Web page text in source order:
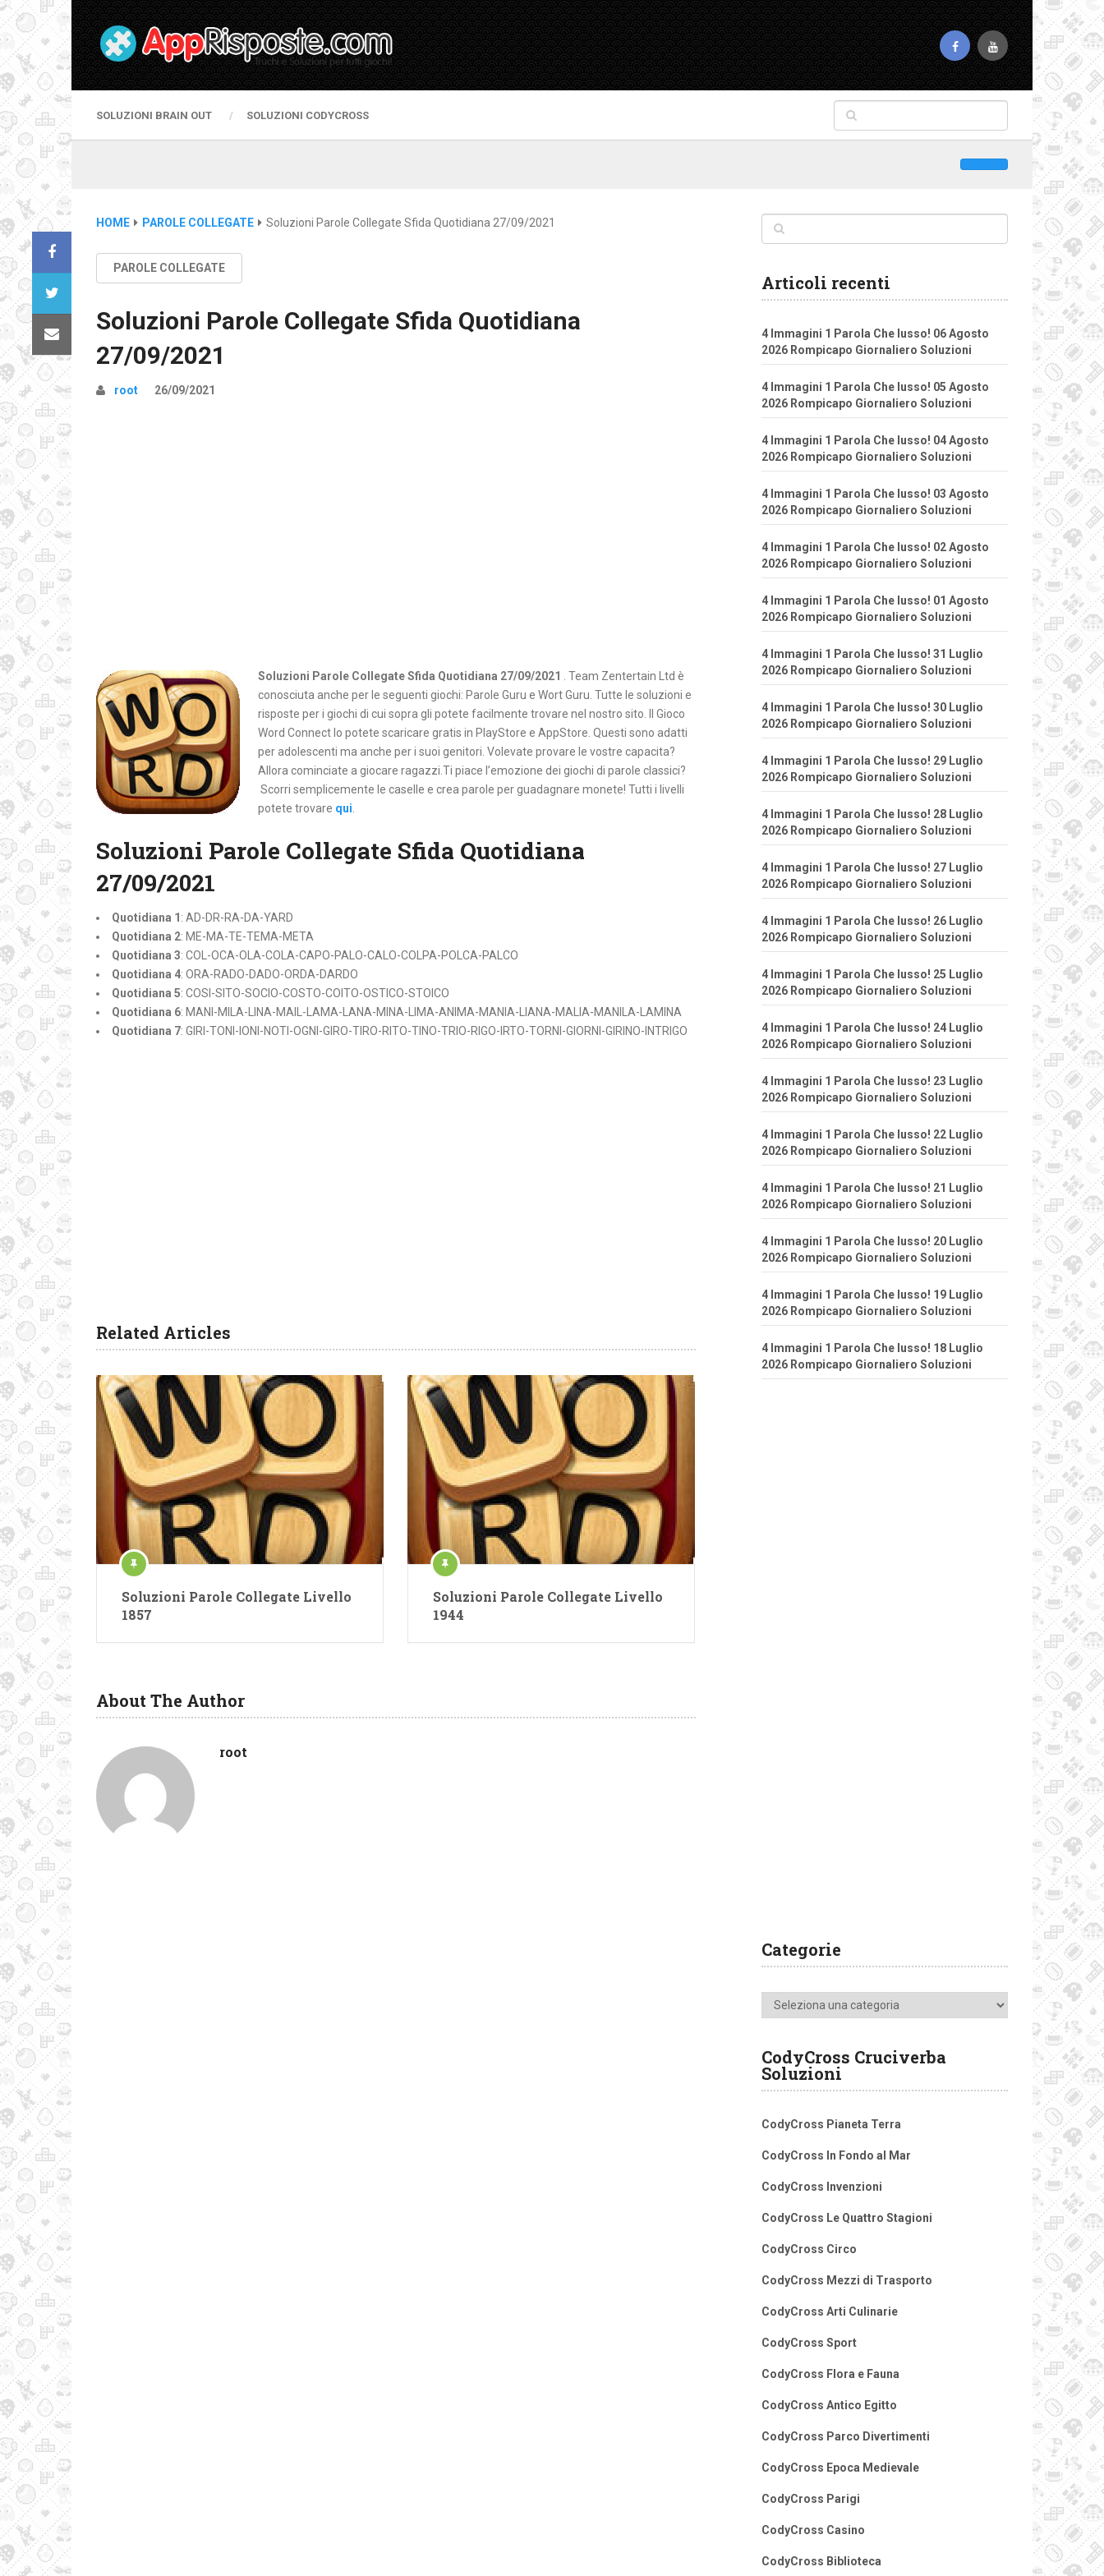
SOLUZIONI BRAIN OUT SOLUZIONI CODYCROSS
HOME PAROLE COLLEGATE Soluzioni Parole Collegate Sfida Quotidiana 27/09/2021
PAROLE COLLEGATE
Soluzioni Parole Collegate Sfida Quotidiana
27/09/2021
root 26/09/2021
Soluzioni Parole Collegate Sfida Quotidiana 27/09/2021
. Team Zentertain Ltd è
conosciuta anche per le seguenti giochi: Parole Guru e Wort Guru. Tutte le soluzioni e
risposte per i giochi di cui sopra gli potete facilmente trovare nel nostro sito. Il Gioco
Word Connect lo potete scaricare gratis in PlayStore e AppStore. Questi sono adatti
per adolescenti ma anche per i suoi genitori. Volevate provare le vostre capacita?
Allora cominciate a giocare ragazzi.Ti piace l’emozione dei giochi di parole classici?
Scorri semplicemente le caselle e crea parole per guadagnare monete! Tutti i livelli
potete trovare qui
Soluzioni Parole Collegate Sfida Quotidiana
27/09/2021
Quotidiana 1 : AD-DR-RA-DA-YARD
Quotidiana 2: ME-MA-TE-TEMA-META
Quotidiana 3: COL-OCA-OLA-COLA-CAPO-PALO-CALO-COLPA-POLCA-PALCO
Quotidiana 4: ORA-RADO-DADO-ORDA-DARDO
Quotidiana 5: COSI-SITO-SOCIO-COSTO-COITO-OSTICO-STOICO
Quotidiana 6: MANI-MILA-LINA-MAIL-LAMA-LANA-MINA-LIMA-ANIMA-MANIA-LIANA-MALIA-MANILA-LAMINA
Quotidiana 7: GIRI-TONI-IONI-NOTI-OGNI-GIRO-TIRO-RITO-TINO-TRIO-RIGO-IRTO-TORNI-GIORNI-GIRINO-INTRIGO
Related Articles
Soluzioni Parole Collegate Livello
1857
Soluzioni Parole Collegate Livello
1944
About The Author
root
Articoli recenti
4 Immagini 1 Parola Che lusso! 06 Agosto
2026 Rompicapo Giornaliero Soluzioni
4 Immagini 1 Parola Che lusso! 05 Agosto
2026 Rompicapo Giornaliero Soluzioni
4 Immagini 1 Parola Che lusso! 04 Agosto
2026 Rompicapo Giornaliero Soluzioni
4 Immagini 1 Parola Che lusso! 03 Agosto
2026 Rompicapo Giornaliero Soluzioni
4 Immagini 1 Parola Che lusso! 02 Agosto
2026 Rompicapo Giornaliero Soluzioni
4 Immagini 1 Parola Che lusso! 01 Agosto
2026 Rompicapo Giornaliero Soluzioni
4 Immagini 1 Parola Che lusso! 31 Luglio
2026 Rompicapo Giornaliero Soluzioni
4 Immagini 1 Parola Che lusso! 30 Luglio
2026 Rompicapo Giornaliero Soluzioni
4 Immagini 1 Parola Che lusso! 29 Luglio
2026 Rompicapo Giornaliero Soluzioni
4 Immagini 1 Parola Che lusso! 28 Luglio
2026 Rompicapo Giornaliero Soluzioni
4 Immagini 1 Parola Che lusso! 27 Luglio
2026 Rompicapo Giornaliero Soluzioni
4 Immagini 1 Parola Che lusso! 26 Luglio
2026 Rompicapo Giornaliero Soluzioni
4 Immagini 1 Parola Che lusso! 25 Luglio
2026 Rompicapo Giornaliero Soluzioni
4 Immagini 1 Parola Che lusso! 24 Luglio
2026 Rompicapo Giornaliero Soluzioni
4 Immagini 1 Parola Che lusso! 23 Luglio
2026 Rompicapo Giornaliero Soluzioni
4 Immagini 1 Parola Che lusso! 22 Luglio
2026 Rompicapo Giornaliero Soluzioni
4 Immagini 1 Parola Che lusso! 21 Luglio
2026 Rompicapo Giornaliero Soluzioni
4 Immagini 1 Parola Che lusso! 20 Luglio
2026 Rompicapo Giornaliero Soluzioni
4 Immagini 1 Parola Che lusso! 19 Luglio
2026 Rompicapo Giornaliero Soluzioni
4 Immagini 1 Parola Che lusso! 18 Luglio
2026 Rompicapo Giornaliero Soluzioni
Categorie
Categorie
CodyCross Cruciverba
Soluzioni
CodyCross Pianeta Terra
CodyCross In Fondo al Mar
CodyCross Invenzioni
CodyCross Le Quattro Stagioni
CodyCross Circo
CodyCross Mezzi di Trasporto
CodyCross Arti Culinarie
CodyCross Sport
CodyCross Flora e Fauna
CodyCross Antico Egitto
CodyCross Parco Divertimenti
CodyCross Epoca Medievale
CodyCross Parigi
CodyCross Casino
CodyCross Biblioteca